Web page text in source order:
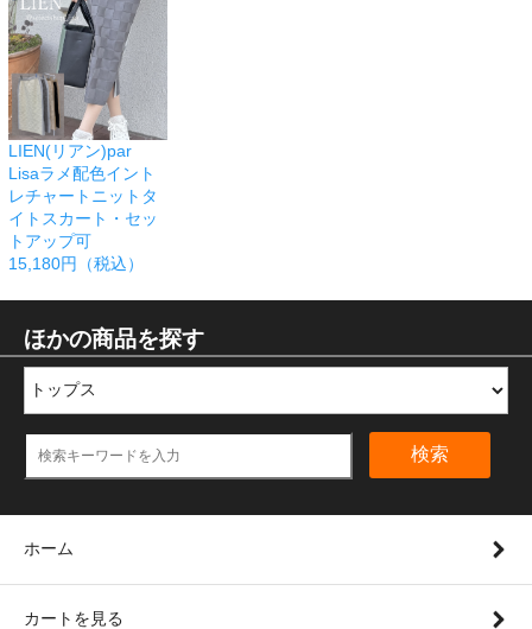
LIEN(リアン)par
Lisaラメ配色イント
レチャートニットタ
イトスカート・セッ
トアップ可
15,180円（税込）
ほかの商品を探す
検索
ホーム
カートを見る